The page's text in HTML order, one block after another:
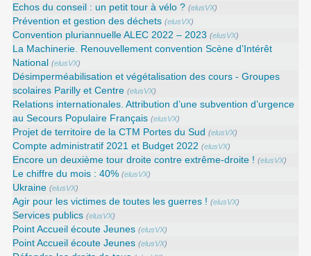
Echos du conseil : un petit tour à vélo ? (elusVX)
Prévention et gestion des déchets (elusVX)
Convention pluriannuelle ALEC 2022 – 2023 (elusVX)
La Machinerie. Renouvellement convention Scène d’Intérêt
National
(elusVX)
Désimperméabilisation et végétalisation des cours - Groupes
scolaires Parilly et Centre (elusVX)
Relations internationales. Attribution d’une subvention d’urgence
au Secours Populaire Français (elusVX)
Projet de territoire de la CTM Portes du Sud (elusVX)
Compte administratif 2021 et Budget 2022 (elusVX)
Encore un deuxième tour droite contre extrême-droite ! (elusVX)
Le chiffre du mois : 40% (elusVX)
Ukraine (elusVX)
Agir pour les victimes de toutes les guerres ! (elusVX)
Services publics (elusVX)
Point Accueil écoute Jeunes (elusVX)
Point Accueil écoute Jeunes (elusVX)